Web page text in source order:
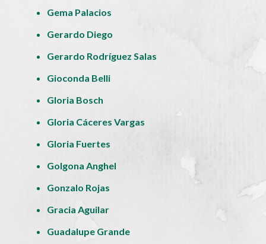
Gema Palacios
Gerardo Diego
Gerardo Rodríguez Salas
Gioconda Belli
Gloria Bosch
Gloria Cáceres Vargas
Gloria Fuertes
Golgona Anghel
Gonzalo Rojas
Gracia Aguilar
Guadalupe Grande